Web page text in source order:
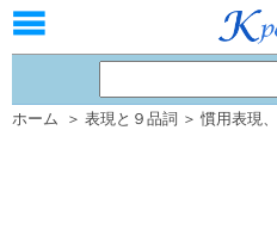
ホーム ＞ 表現と９品詞 ＞ 慣用表現、